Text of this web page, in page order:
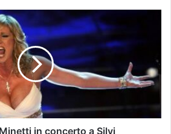
in concerto a Silvi